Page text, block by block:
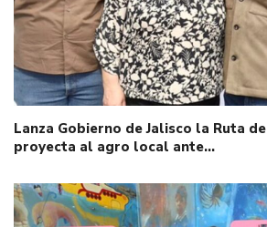
Lanza Gobierno de Jalisco la Ruta
proyecta al agro local ante…